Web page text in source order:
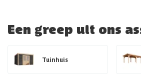
Een greep uit ons
Tuinhuis